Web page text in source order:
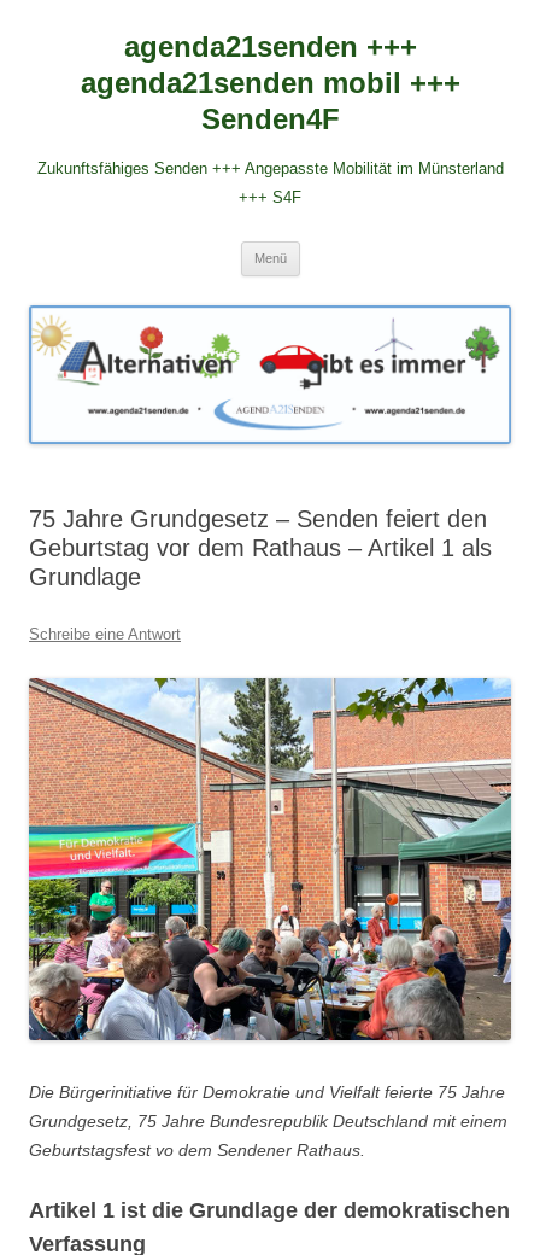
agenda21senden +++
agenda21senden mobil +++
Senden4F
Zukunftsfähiges Senden +++ Angepasste Mobilität im Münsterland
+++ S4F
Menü
75 Jahre Grundgesetz – Senden feiert den
Geburtstag vor dem Rathaus – Artikel 1 als
Grundlage
Schreibe eine Antwort
Die Bürgerinitiative für Demokratie und Vielfalt feierte 75 Jahre
Grundgesetz, 75 Jahre Bundesrepublik Deutschland mit einem
Geburtstagsfest vo dem Sendener Rathaus.
Artikel 1 ist die Grundlage der demokratischen
Verfassung